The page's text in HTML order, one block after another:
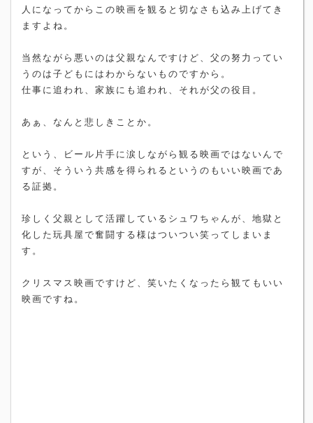
人になってからこの映画を観ると切なさも込み上げてき
ますよね。
当然ながら悪いのは父親なんですけど、父の努力ってい
うのは子どもにはわからないものですから。
仕事に追われ、家族にも追われ、それが父の役目。
あぁ、なんと悲しきことか。
という、ビール片手に涙しながら観る映画ではないんで
すが、そういう共感を得られるというのもいい映画であ
る証拠。
珍しく父親として活躍しているシュワちゃんが、地獄と
化した玩具屋で奮闘する様はついつい笑ってしまいま
す。
クリスマス映画ですけど、笑いたくなったら観てもいい
映画ですね。